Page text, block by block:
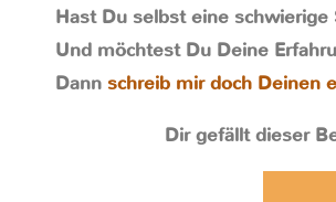
Hast Du selbst eine
Und möchtest Du Deine
Dann schreib mir doch Deinen
Dir gefällt dieser